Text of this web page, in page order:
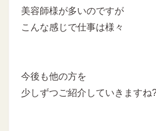
美容師様が多いのですが
こんな感じで仕事は様々
今後も他の方を
少しずつご紹介していきますね